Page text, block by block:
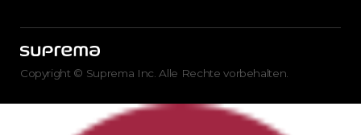
Copyright © Suprema Inc. Alle Rechte vorbehalten.